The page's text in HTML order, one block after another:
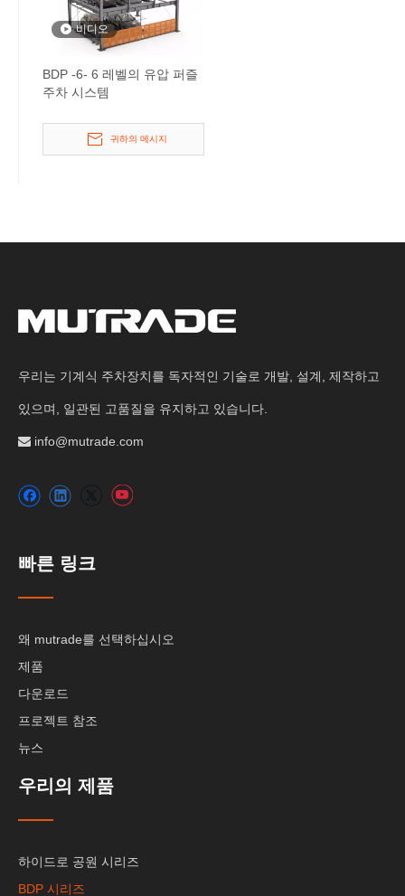
비디오
BDP -6- 6 레벨의 유압 퍼즐
주차 시스템
귀하의 메시지
우리는 기계식 주차장치를 독자적인 기술로 개발, 설계, 제작하고
있으며, 일관된 고품질을 유지하고 있습니다.
 info@mutrade.com
빠른 링크
왜 mutrade를 선택하십시오
제품
다운로드
프로젝트 참조
뉴스
우리의 제품
하이드로 공원 시리즈
BDP 시리즈